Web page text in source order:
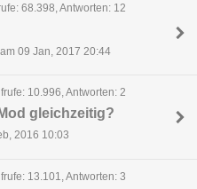
68.398, Antworten: 12
09 Jan, 2017 20:44
10.996, Antworten: 2
gleichzeitig?
2016 10:03
13.101, Antworten: 3